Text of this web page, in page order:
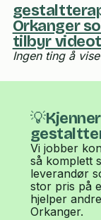
Orkanger
tilbyr
Ingen ting å
Vi jobber
så komplett
leverandør
stor pris på
hjelper
Orkanger.